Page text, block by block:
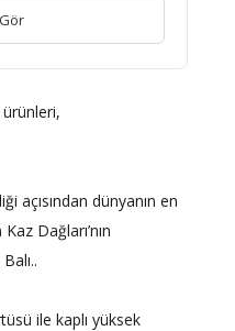
ürünleri,
açısından dünyanın en
Dağları’nın
ile kaplı yüksek